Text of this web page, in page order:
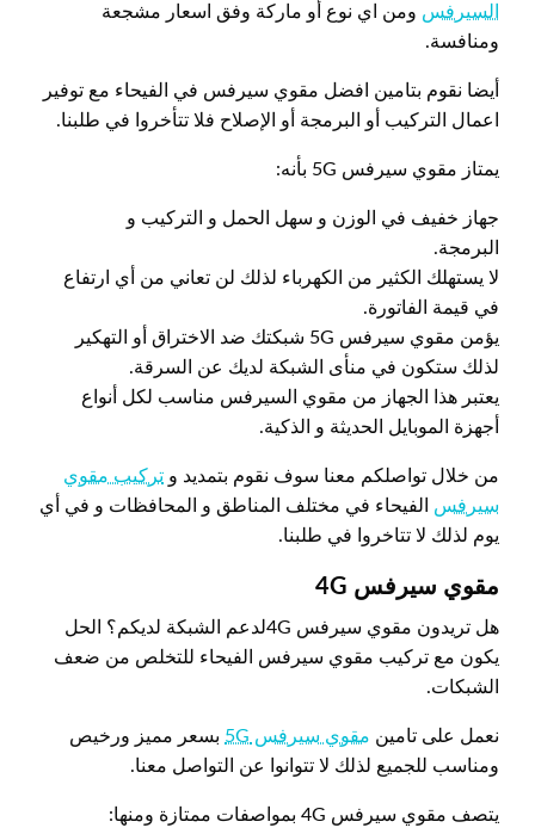
السيرفس ومن اي نوع أو ماركة وفق اسعار مشجعة
ومنافسة.
أيضا نقوم بتامين افضل مقوي سيرفس في الفيحاء مع توفير
اعمال التركيب أو البرمجة أو الإصلاح فلا تتأخروا في طلبنا.
يمتاز مقوي سيرفس 5G بأنه:
جهاز خفيف في الوزن و سهل الحمل و التركيب و
البرمجة.
لا يستهلك الكثير من الكهرباء لذلك لن تعاني من أي ارتفاع
في قيمة الفاتورة.
يؤمن مقوي سيرفس 5G شبكتك ضد الاختراق أو التهكير
لذلك ستكون في منأى الشبكة لديك عن السرقة.
يعتبر هذا الجهاز من مقوي السيرفس مناسب لكل أنواع
أجهزة الموبايل الحديثة و الذكية.
من خلال تواصلكم معنا سوف نقوم بتمديد و تركيب مقوي
سيرفس الفيحاء في مختلف المناطق و المحافظات و في أي
يوم لذلك لا تتاخروا في طلبنا.
مقوي سيرفس 4 G
هل تريدون مقوي سيرفس 4Gلدعم الشبكة لديكم؟ الحل
يكون مع تركيب مقوي سيرفس الفيحاء للتخلص من ضعف
الشبكات.
نعمل على تامين مقوي سيرفس 5G
بسعر مميز ورخيص
ومناسب للجميع لذلك لا تتوانوا عن التواصل معنا.
يتصف مقوي سيرفس 4G بمواصفات ممتازة ومنها: